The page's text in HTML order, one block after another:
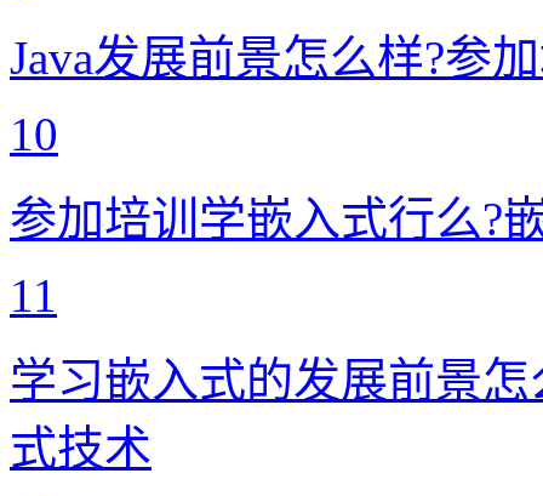
Java发展前景怎么样?参
10
参加培训学嵌入式行么?
11
学习嵌入式的发展前景
式技术